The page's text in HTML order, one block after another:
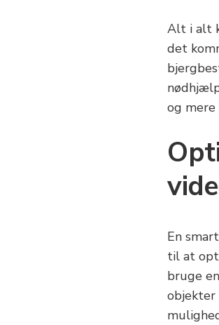
Alt i alt
det
og mere
En
til at
bruge
objekter